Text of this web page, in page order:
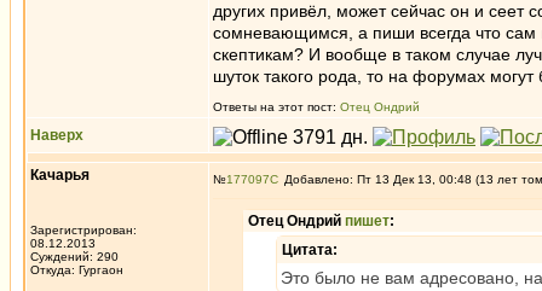
других привёл, может сейчас он и сеет
сомневающимся, а пиши всегда что сам
скептикам? И вообще в таком случае
шуток такого рода, то на форумах
Ответы на этот пост: Отец Ондрий
Наверх
Качарья
Зарегистрирован:
08.12.2013
Суждений: 290
Откуда: Гургаон
№177097 Добавлено: Пт 13 Дек 13, 00:48 (13 лет
Отец Ондрий пишет:
Цитата:
Это было не вам адресовано,